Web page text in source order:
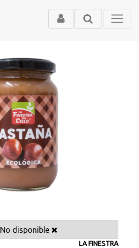
No disponible
LA FINESTRA